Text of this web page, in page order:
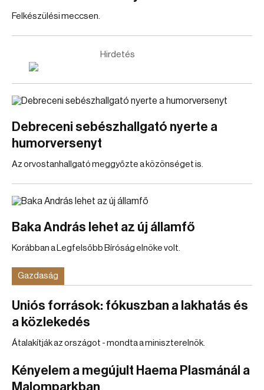
Felkészülési meccsen.
Hirdetés
Debreceni sebészhallgató nyerte a
humorversenyt
Az orvostanhallgató meggyőzte a közönséget is.
Baka András lehet az új államfő
Korábban a Legfelsőbb Bíróság elnöke volt.
Gazdaság
Uniós források: fókuszban a lakhatás és
a közlekedés
Átalakítják az országot - mondta a miniszterelnök.
Kényelem a megújult Haema Plasmánál a
Malomparkban